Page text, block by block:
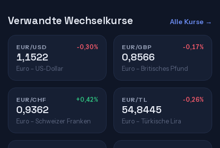
Verwandte Wechselkurse Alle Kurse →
EUR/USD -0,30%
1,1522
Euro – US-Dollar
EUR/GBP -0,17%
0,8566
Euro – Britisches Pfund
EUR/CHF +0,42%
0,9362
Euro – Schweizer Franken
EUR/TL -0,26%
54,8445
Euro – Türkische Lira